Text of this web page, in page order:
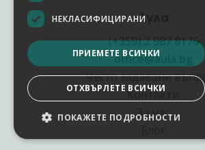
Аула
(+359) 2 987 8176
office@aula.bg
Често задавани
Контакти
За нас
НЕКЛАСИФИЦИРАНИ
ПРИЕМЕТЕ ВСИЧКИ
ОТХВЪРЛЕТЕ ВСИЧКИ
ПОКАЖЕТЕ ПОДРОБНОСТИ